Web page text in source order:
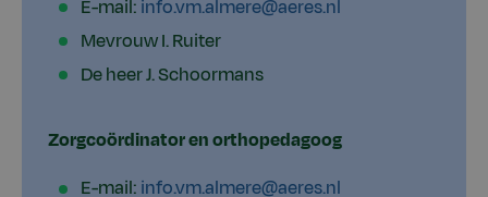
E-mail: info.vm.almere@aeres.nl
Mevrouw I. Ruiter
De heer J. Schoormans
Zorgcoördinator en orthopedagoog
E-mail: info.vm.almere@aeres.nl